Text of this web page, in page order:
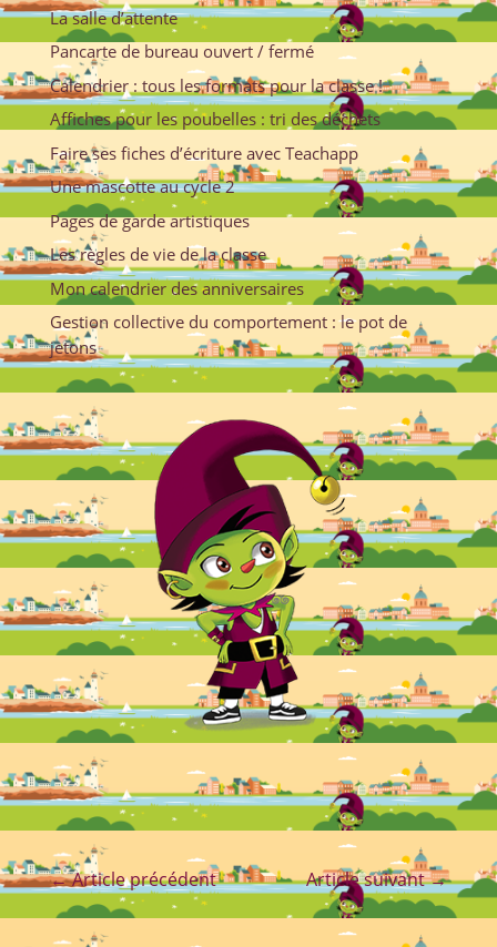
La salle d’attente
Pancarte de bureau ouvert / fermé
Calendrier : tous les formats pour la classe !
Affiches pour les poubelles : tri des déchets
Faire ses fiches d’écriture avec Teachapp
Une mascotte au cycle 2
Pages de garde artistiques
Les règles de vie de la classe
Mon calendrier des anniversaires
Gestion collective du comportement : le pot de
jetons
←Article précédent Article suivant→